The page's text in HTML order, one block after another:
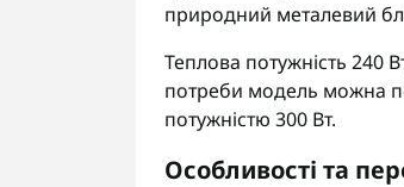
природний металевий
Теплова потужність 240
потреби модель можна
потужністю 300 Вт.
Особливості та